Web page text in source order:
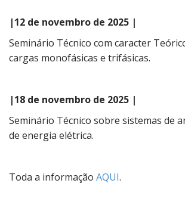
|12 de novembro de 2025 |
Seminário Técnico com caracter
cargas monofásicas e trifásicas.
|18 de novembro de 2025 |
Seminário Técnico sobre sistemas de
de energia elétrica.
Toda a informação AQUI.